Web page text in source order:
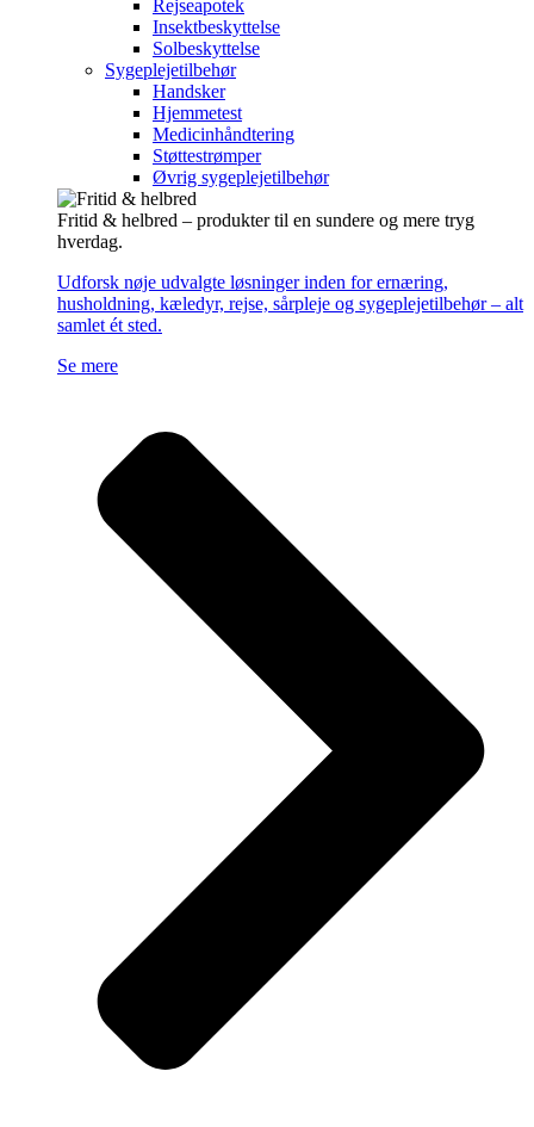
Rejseapotek
Insektbeskyttelse
Solbeskyttelse
Sygeplejetilbehør
Handsker
Hjemmetest
Medicinhåndtering
Støttestrømper
Øvrig sygeplejetilbehør
Fritid & helbred – produkter til en sundere og mere tryg
hverdag.
Udforsk nøje udvalgte løsninger inden for ernæring,
husholdning, kæledyr, rejse, sårpleje og sygeplejetilbehør – alt
samlet ét sted.
Se mere